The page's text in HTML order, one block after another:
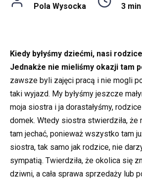
Pola Wysocka 3 min
Kiedy byłyśmy dziećmi, nasi
Jednakże nie mieliśmy okazji tam
zawsze byli zajęci pracą i nie mogli
taki wyjazd. My byłyśmy jeszcze
moja siostra i ja dorastałyśmy,
domek. Wtedy siostra stwierdziła, że
tam jechać, ponieważ wszystko tam
siostra, tak samo jak rodzice, nie
sympatią. Twierdziła, że okolica się
dziwni, a cała sprawa sprzedaży lub